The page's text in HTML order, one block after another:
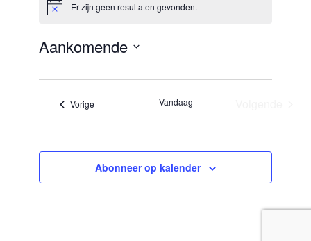
BerichtEr zijn geen resultaten gevonden.
Aankomende
een
Vorige Vandaag
Abonneer op kalender